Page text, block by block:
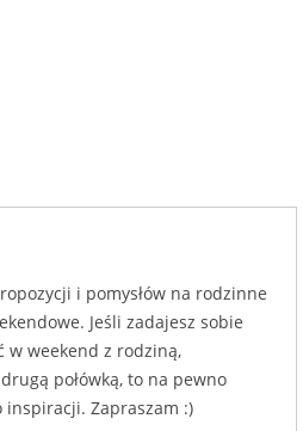
i pomysłów na rodzinne
Jeśli zadajesz sobie
w weekend z rodziną,
połówką, to na pewno
Zapraszam :)